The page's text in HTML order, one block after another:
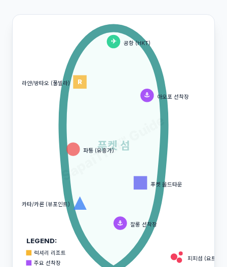
SapaiThai™ Guide
푸켓 섬
✈ 공항 (HKT)
R
라얀/방타오 (풀빌라)
파통 (유흥가)
카타/카론 (뷰포인트)
⚓ 찰롱 선착장
푸켓 올드타운
⚓ 아오포 선착장
피피섬 (요트 투
LEGEND:
럭셔리 리조트
주요 선착장